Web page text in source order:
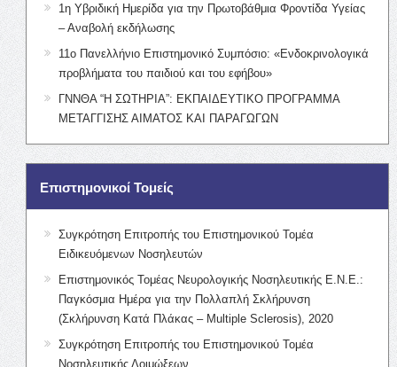
1η Υβριδική Ημερίδα για την Πρωτοβάθμια Φροντίδα Υγείας
– Αναβολή εκδήλωσης
11ο Πανελλήνιο Επιστημονικό Συμπόσιο: «Ενδοκρινολογικά
προβλήματα του παιδιού και του εφήβου»
ΓΝΝΘΑ “Η ΣΩΤΗΡΙΑ”: ΕΚΠΑΙΔΕΥΤΙΚΟ ΠΡΟΓΡΑΜΜΑ
ΜΕΤΑΓΓΙΣΗΣ ΑΙΜΑΤΟΣ ΚΑΙ ΠΑΡΑΓΩΓΩΝ
Επιστημονικοί Τομείς
Συγκρότηση Επιτροπής του Επιστημονικού Τομέα
Ειδικευόμενων Νοσηλευτών
Επιστημονικός Τομέας Νευρολογικής Νοσηλευτικής Ε.Ν.Ε.:
Παγκόσμια Ημέρα για την Πολλαπλή Σκλήρυνση
(Σκλήρυνση Κατά Πλάκας – Multiple Sclerosis), 2020
Συγκρότηση Επιτροπής του Επιστημονικού Τομέα
Νοσηλευτικής Λοιμώξεων